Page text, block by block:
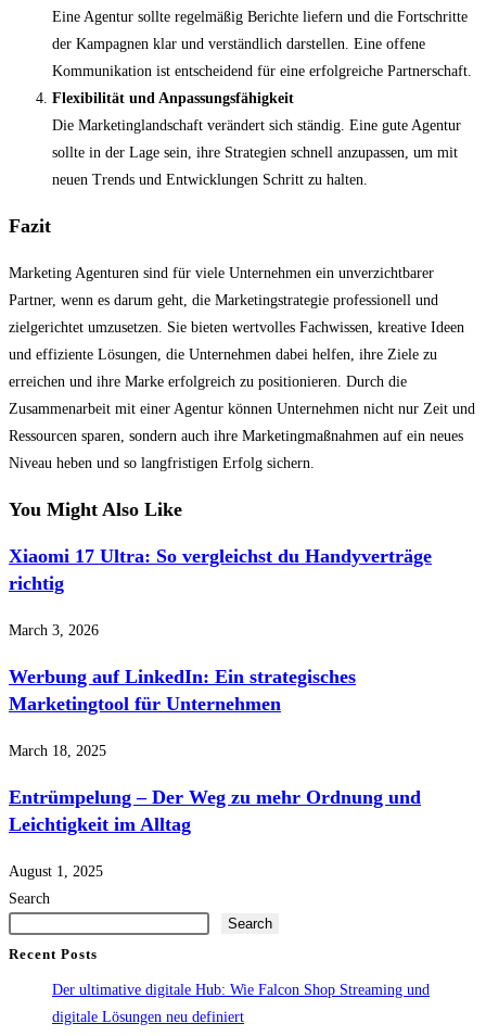
Eine Agentur sollte regelmäßig Berichte liefern und die Fortschritte
der Kampagnen klar und verständlich darstellen. Eine offene
Kommunikation ist entscheidend für eine erfolgreiche Partnerschaft.
Flexibilität und Anpassungsfähigkeit
Die Marketinglandschaft verändert sich ständig. Eine gute Agentur
sollte in der Lage sein, ihre Strategien schnell anzupassen, um mit
neuen Trends und Entwicklungen Schritt zu halten.
Fazit
Marketing Agenturen sind für viele Unternehmen ein unverzichtbarer
Partner, wenn es darum geht, die Marketingstrategie professionell und
zielgerichtet umzusetzen. Sie bieten wertvolles Fachwissen, kreative Ideen
und effiziente Lösungen, die Unternehmen dabei helfen, ihre Ziele zu
erreichen und ihre Marke erfolgreich zu positionieren. Durch die
Zusammenarbeit mit einer Agentur können Unternehmen nicht nur Zeit und
Ressourcen sparen, sondern auch ihre Marketingmaßnahmen auf ein neues
Niveau heben und so langfristigen Erfolg sichern.
You Might Also Like
Xiaomi 17 Ultra: So vergleichst du Handyverträge
richtig
March 3, 2026
Werbung auf LinkedIn: Ein strategisches
Marketingtool für Unternehmen
March 18, 2025
Entrümpelung – Der Weg zu mehr Ordnung und
Leichtigkeit im Alltag
August 1, 2025
Search
Search
Recent Posts
Der ultimative digitale Hub: Wie Falcon Shop Streaming und
digitale Lösungen neu definiert